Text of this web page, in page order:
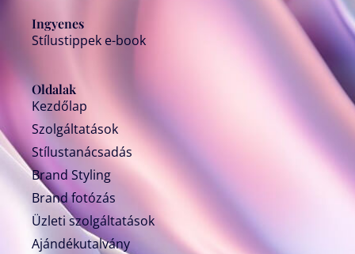
Ingyenes
Stílustippek e-book
Oldalak
Kezdőlap
Szolgáltatások
Stílustanácsadás
Brand Styling
Brand fotózás
Üzleti szolgáltatások
Ajándékutalvány